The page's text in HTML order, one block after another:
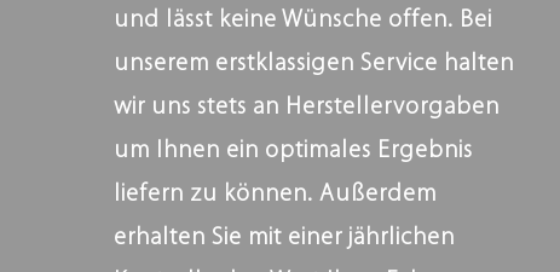
und lässt keine Wünsche offen. Bei
unserem erstklassigen Service halten
wir uns stets an Herstellervorgaben
um Ihnen ein optimales Ergebnis
liefern zu können. Außerdem
erhalten Sie mit einer jährlichen